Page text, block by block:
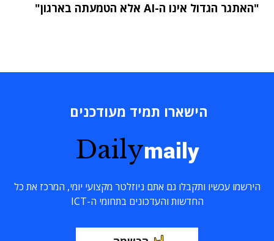
"האתגר הגדול אינו ה-AI אלא הטמעתה בארגון"
הישארו תמיד מעודכנים
Dailymaily
הירשמו עכשיו ותקבלו גם אתם ניוזלטר מקצועי יומי, המרכז את כל
החדשות והעדכונים בתחומי ה-ICT